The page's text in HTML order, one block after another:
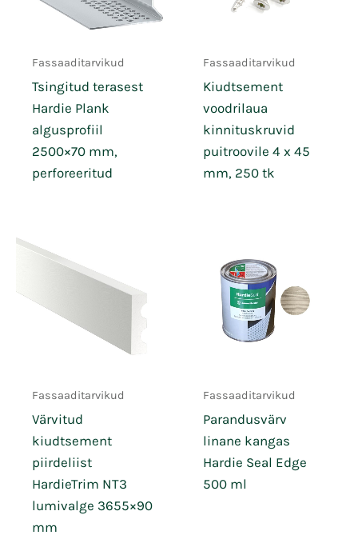
Fassaaditarvikud
Tsingitud terasest
Hardie Plank
algusprofiil
2500×70 mm,
perforeeritud
Fassaaditarvikud
Kiudtsement
voodrilaua
kinnituskruvid
puitroovile 4 x 45
mm, 250 tk
Fassaaditarvikud
Värvitud
kiudtsement
piirdeliist
HardieTrim NT3
lumivalge 3655×90
mm
Fassaaditarvikud
Parandusvärv
linane kangas
Hardie Seal Edge
500 ml